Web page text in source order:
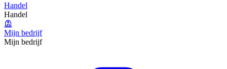
Handel
Handel
Mijn bedrijf
Mijn bedrijf